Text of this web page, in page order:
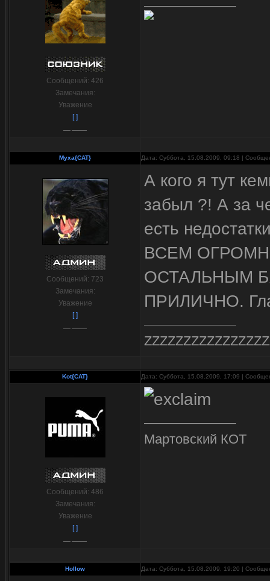
Сообщений: 426
Замечания:
Уважение
[ ]
Myxa{CAT} Дата: Суббота, 15.08.2009, 09:18 |
Сообщений: 723
Замечания:
Уважение
[ ]
А кого я тут
забыл ?! А за
есть
ВСЕМ
ОСТАЛЬНЫМ
ПРИЛИЧНО.
Kot{CAT} Дата: Суббота, 15.08.2009, 17:09 |
Сообщений: 486
Замечания:
Уважение
[ ]
Мартовский КОТ
Hollow Дата: Суббота, 15.08.2009, 19:20 |